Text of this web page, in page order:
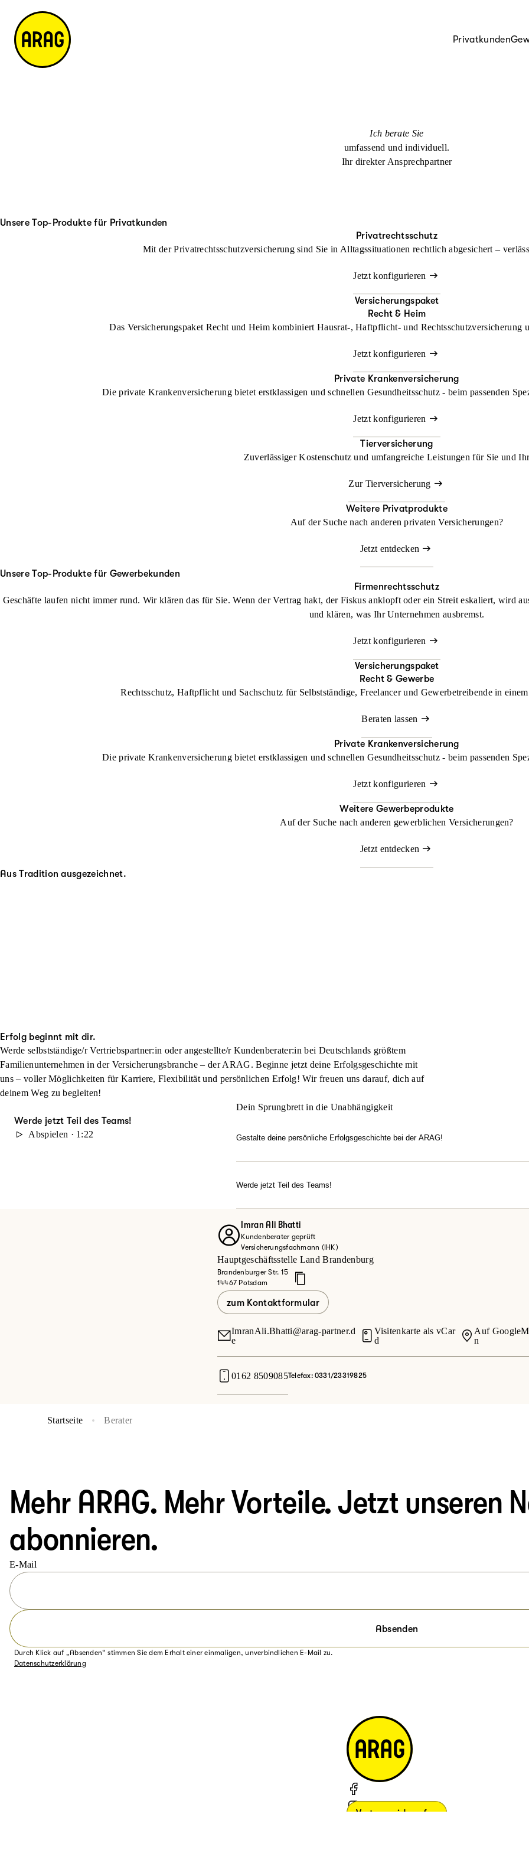
Privatkunden
Ich berate Sie
umfassend und individuell.
Ihr direkter Ansprechpartner
Unsere Top-Produkte für Privatkunden
Privatrechtsschutz
Mit der Privatrechtsschutzversicherung sind Sie in Alltagssituationen rechtlich abgesichert –
Jetzt konfigurieren
Versicherungspaket
Recht & Heim
Das Versicherungspaket Recht und Heim kombiniert Hausrat-, Haftpflicht- und Rechtsschutzversicherung
Jetzt konfigurieren
Private Krankenversicherung
Die private Krankenversicherung bietet erstklassigen und schnellen Gesundheitsschutz - beim passenden
Jetzt konfigurieren
Tierversicherung
Zuverlässiger Kostenschutz und umfangreiche Leistungen für Sie und
Zur Tierversicherung
Weitere Privatprodukte
Auf der Suche nach anderen privaten Versicherungen?
Jetzt entdecken
Unsere Top-Produkte für Gewerbekunden
Firmenrechtsschutz
Geschäfte laufen nicht immer rund. Wir klären das für Sie. Wenn der Vertrag hakt, der Fiskus anklopft oder ein Streit eskaliert, wird
und klären, was Ihr Unternehmen ausbremst.
Jetzt konfigurieren
Versicherungspaket
Recht & Gewerbe
Rechtsschutz, Haftpflicht und Sachschutz für Selbstständige, Freelancer und Gewerbetreibende in
Beraten lassen
Private Krankenversicherung
Die private Krankenversicherung bietet erstklassigen und schnellen Gesundheitsschutz - beim passenden
Jetzt konfigurieren
Weitere Gewerbeprodukte
Auf der Suche nach anderen gewerblichen Versicherungen?
Jetzt entdecken
Aus Tradition ausgezeichnet.
Erfolg beginnt mit dir.
Werde selbstständige/r Vertriebspartner:in oder angestellte/r Kundenberater:in bei Deutschlands größtem
Familienunternehmen in der Versicherungsbranche – der ARAG. Beginne jetzt deine Erfolgsgeschichte mit
uns – voller Möglichkeiten für Karriere, Flexibilität und persönlichen Erfolg! Wir freuen uns darauf, dich auf
deinem Weg zu begleiten!
Werde jetzt Teil des Teams!
Abspielen · 1:22
Dein Sprungbrett in die Unabhängigkeit
Gestalte deine persönliche Erfolgsgeschichte bei der ARAG!
Karrierechancen?
Werde jetzt Teil des Teams!
Jetzt mehr erfahren
Imran Ali Bhatti
Kundenberater geprüft
Versicherungsfachmann (IHK)
Hauptgeschäftsstelle Land Brandenburg
Brandenburger Str. 15
14467 Potsdam
zum Kontaktformular
ImranAli.Bhatti@arag-partner.d
e
Visitenkarte als vCar
d
Auf
n
0162 8509085Telefax: 0331/23319825
Startseite Berater
Mehr ARAG. Mehr Vorteile. Jetzt unseren
abonnieren.
E-Mail
Absenden
Durch Klick auf „Absenden“ stimmen Sie dem Erhalt einer einmaligen, unverbindlichen E-Mail zu.
Datenschutzerklärung
Vertrag widerrufen